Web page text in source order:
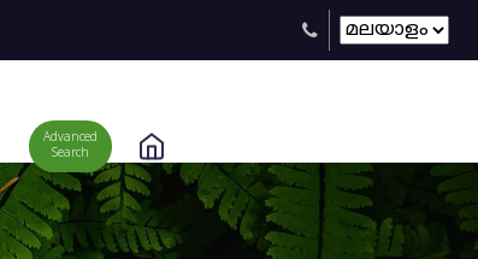
Advanced
Search